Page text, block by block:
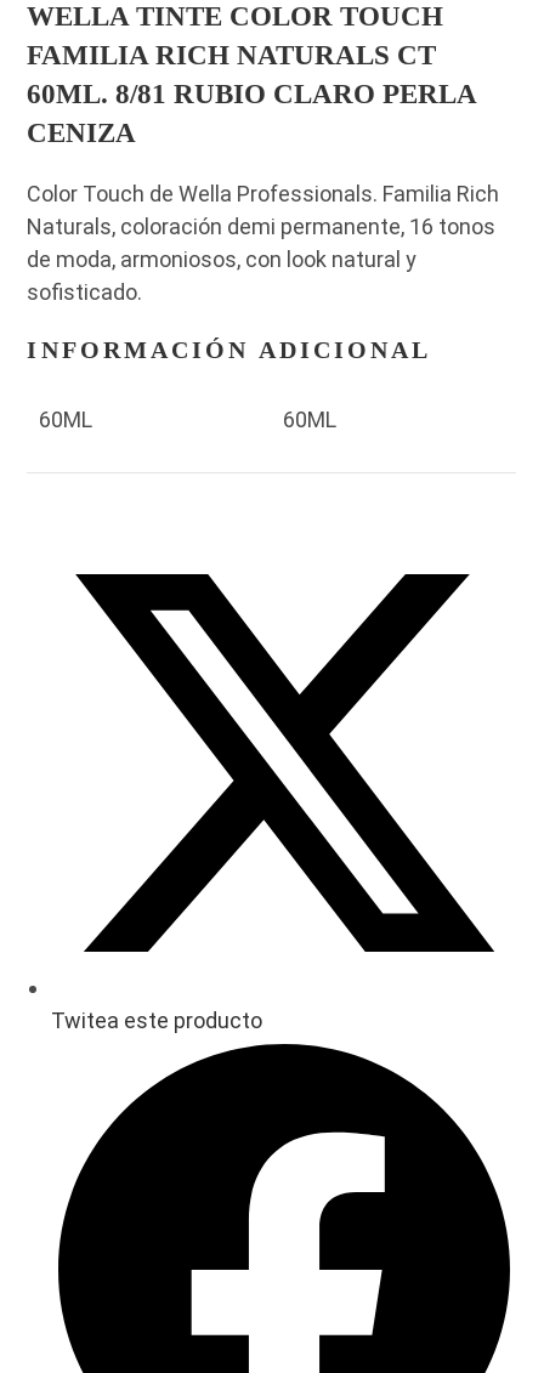
WELLA TINTE COLOR TOUCH
FAMILIA RICH NATURALS CT
60ML. 8/81 RUBIO CLARO PERLA
CENIZA
Color Touch de Wella Professionals. Familia Rich
Naturals, coloración demi permanente, 16 tonos
de moda, armoniosos, con look natural y
sofisticado.
INFORMACIÓN ADICIONAL
60ML 60ML
Twitea este producto